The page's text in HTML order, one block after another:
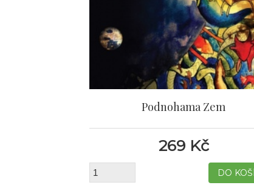
Podnohama Zem
269 Kč